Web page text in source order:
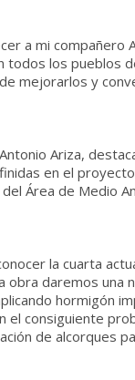
a mi
los pueblos
mejorarlos y
Ariza,
en el
Área de Medio
la cuarta
obra daremos una
hormigón
consiguiente
de alcorques